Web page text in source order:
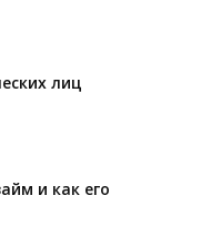
лиц
и как его